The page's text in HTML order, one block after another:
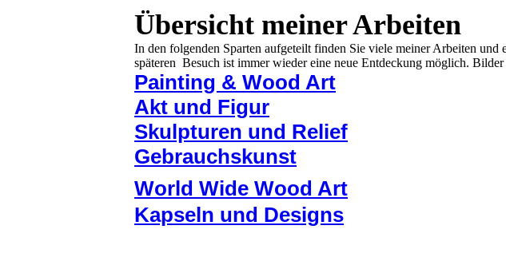
Übersicht meiner Arbeiten
In den folgenden Sparten aufgeteilt finden Sie viele meiner Arbeiten
späteren Besuch ist immer wieder eine neue Entdeckung möglich.
Painting & Wood Art
Akt und Figur
Skulpturen und Relief
Gebrauchskunst
World Wide Wood Art
Kapseln und Designs